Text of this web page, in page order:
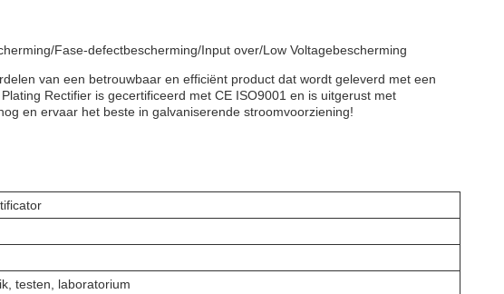
Fase-defectbescherming/Input over/Low Voltagebescherming
van een betrouwbaar en efficiënt product dat wordt geleverd met een
Rectifier is gecertificeerd met CE ISO9001 en is uitgerust met
en ervaar het beste in galvaniserende stroomvoorziening!
testen, laboratorium